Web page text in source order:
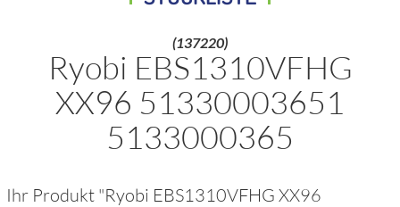
(137220)
Ryobi EBS1310VFHG
XX96 51330003651
5133000365
Ihr Produkt "Ryobi EBS1310VFHG XX96